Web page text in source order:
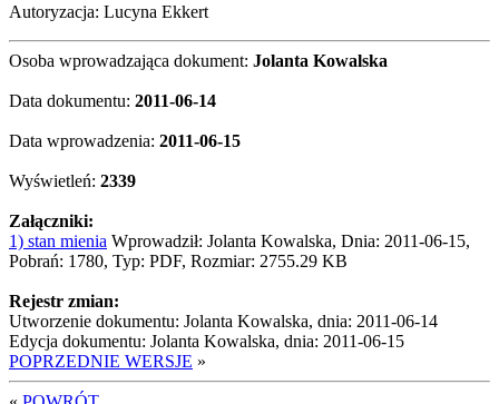
Autoryzacja: Lucyna Ekkert
Osoba wprowadzająca dokument: Jolanta Kowalska
Data dokumentu: 2011-06-14
Data wprowadzenia: 2011-06-15
Wyświetleń: 2339
Załączniki:
1) stan mienia Wprowadził: Jolanta Kowalska, Dnia: 2011-06-15,
Pobrań: 1780, Typ: PDF, Rozmiar: 2755.29 KB
Rejestr zmian:
Utworzenie dokumentu: Jolanta Kowalska, dnia: 2011-06-14
Edycja dokumentu: Jolanta Kowalska, dnia: 2011-06-15
POPRZEDNIE WERSJE »